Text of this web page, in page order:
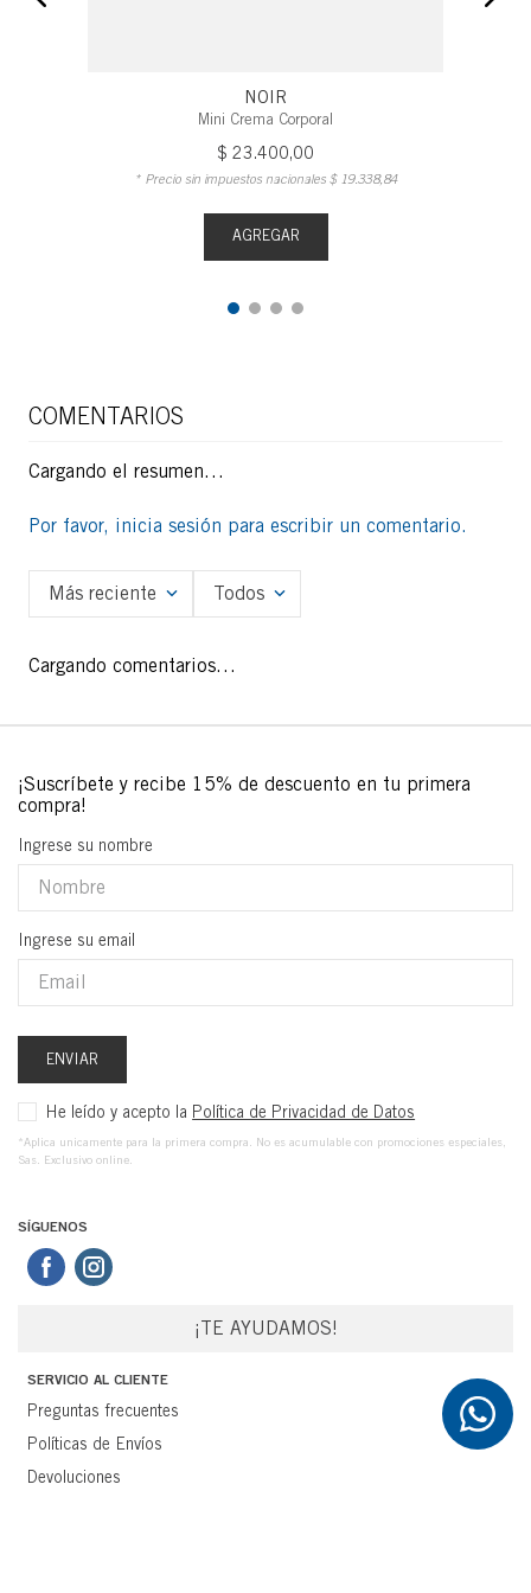
NOIR
Mini Crema Corporal
$ 23.400,00
* Precio sin impuestos nacionales $ 19.338,84
AGREGAR
COMENTARIOS
Cargando el resumen…
Por favor, inicia sesión para escribir un comentario.
Más reciente Todos
Cargando comentarios…
Ingrese su nombre
Ingrese su email
ENVIAR
He leído y acepto la Política de Privacidad de Datos
*Aplica unicamente para la primera compra. No es acumulable con promociones especiales,
Sas. Exclusivo online.
SÍGUENOS
¡TE AYUDAMOS!
SERVICIO AL CLIENTE
Preguntas frecuentes
Políticas de Envíos
Devoluciones